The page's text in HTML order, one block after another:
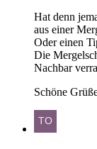
Hat denn
aus einer
Oder einen
Die
Nachbar
Schöne